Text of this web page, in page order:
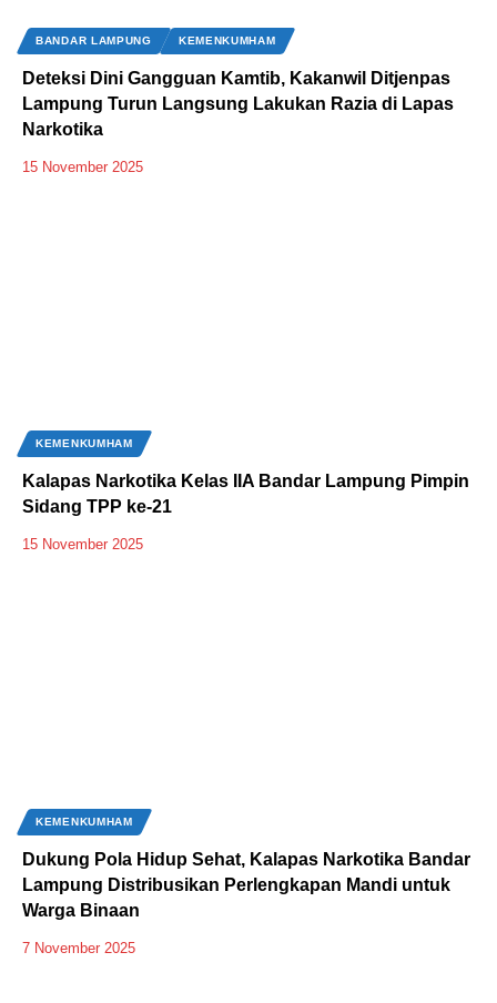
BANDAR LAMPUNG KEMENKUMHAM
Deteksi Dini Gangguan Kamtib, Kakanwil Ditjenpas
Lampung Turun Langsung Lakukan Razia di Lapas
Narkotika
15 November 2025
KEMENKUMHAM
Kalapas Narkotika Kelas IIA Bandar Lampung Pimpin
Sidang TPP ke-21
15 November 2025
KEMENKUMHAM
Dukung Pola Hidup Sehat, Kalapas Narkotika Bandar
Lampung Distribusikan Perlengkapan Mandi untuk
Warga Binaan
7 November 2025